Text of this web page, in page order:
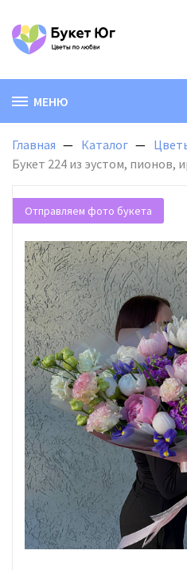
МЕНЮ
Главная Каталог
Букет 224 из эустом, пионов,
Отправляем фото букета